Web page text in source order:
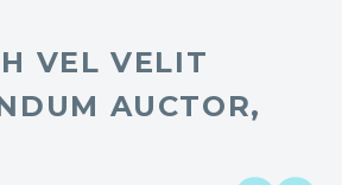
VEL VELIT
AUCTOR,